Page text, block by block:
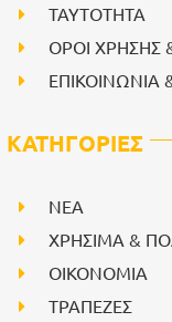
ΤΑΥΤΟΤΗΤΑ
ΟΡΟΙ ΧΡΗΣΗΣ
ΕΠΙΚΟΙΝΩΝΙΑ
ΚΑΤΗΓΟΡΙΕΣ
NEA
ΧΡΗΣΙΜΑ &
ΟΙΚΟΝΟΜΙΑ
ΤΡΑΠΕΖΕΣ